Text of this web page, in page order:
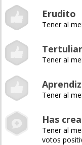
Erudito
Tener al
Tener al
Tener al
Has
Tener al
votos